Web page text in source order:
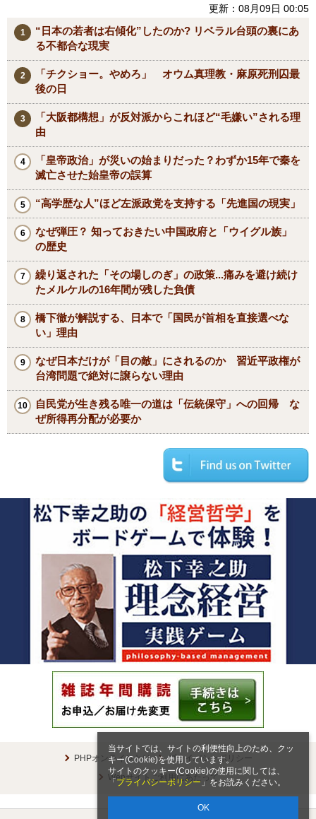
当サイトでは、サイトの利便性向上のため、クッ
キー(Cookie)を使用しています。
サイトのクッキー(Cookie)の使用に関しては、
「 プライバシーポリシー 」をお読みください。
OK
更新：08月09日 00:05
“日本の若者は右傾化”したのか? リベラル台頭の裏にあ
る不都合な現実
「チクショー。やめろ」 オウム真理教・麻原死刑囚最
後の日
「大阪都構想」が反対派からこれほど“毛嫌い”される理
由
「皇帝政治」が災いの始まりだった？わずか15年で秦を
滅亡させた始皇帝の誤算
“高学歴な人”ほど左派政党を支持する「先進国の現実」
なぜ弾圧？ 知っておきたい中国政府と「ウイグル族」
の歴史
繰り返された「その場しのぎ」の政策...痛みを避け続け
たメルケルの16年間が残した負債
橋下徹が解説する、日本で「国民が首相を直接選べな
い」理由
なぜ日本だけが「目の敵」にされるのか 習近平政権が
台湾問題で絶対に譲らない理由
自民党が生き残る唯一の道は「伝統保守」への回帰 な
ぜ所得再分配が必要か
PHPオンラインとは
プライバシーポリシー
Webサイトご利用にあたって